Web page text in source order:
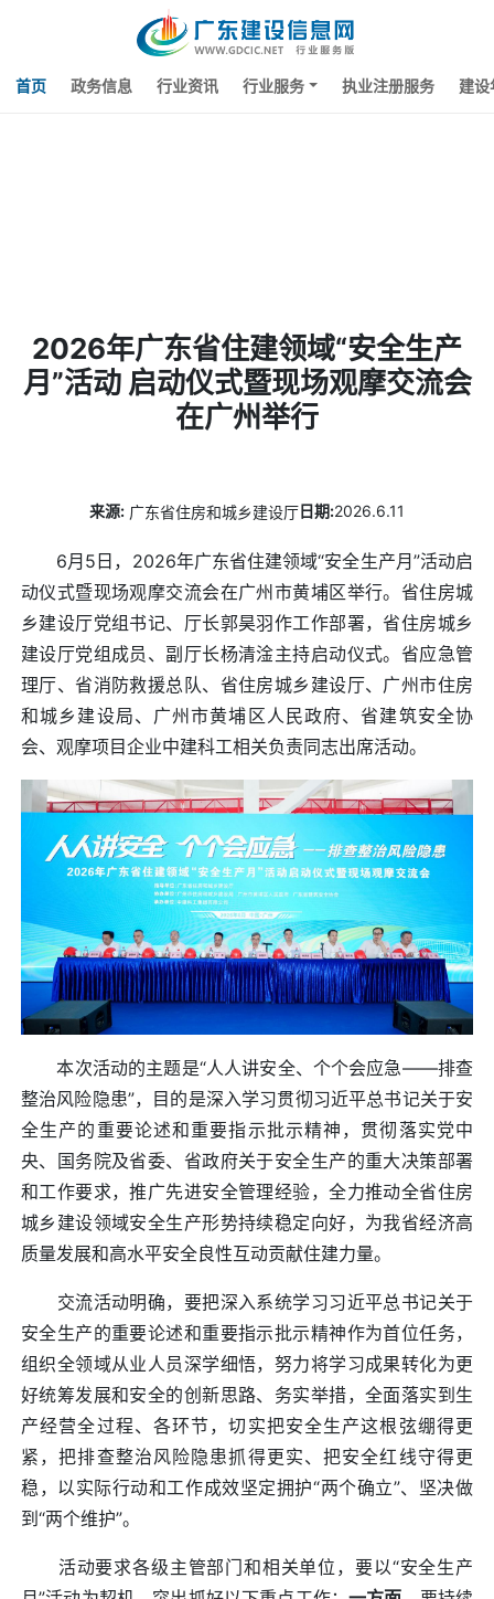
首页 政务信息 行业资讯 行业服务 执业注册服务 建设
2026年广东省住建领域“安全生产
月”活动 启动仪式暨现场观摩交流会
在广州举行
来源 广东省住房和城乡建设厅 2026 6.11
6月5日，2026年广东省住建领域“安全生产月”活动启
动仪式暨现场观摩交流会在广州市黄埔区举行。省住房城
乡建设厅党组书记、厅长郭昊羽作工作部署，省住房城乡
建设厅党组成员、副厅长杨清淦主持启动仪式。省应急管
理厅、省消防救援总队、省住房城乡建设厅、广州市住房
和城乡建设局、广州市黄埔区人民政府、省建筑安全协
会、观摩项目企业中建科工相关负责同志出席活动。
本次活动的主题是“人人讲安全、个个会应急——排查
整治风险隐患”，目的是深入学习贯彻习近平总书记关于安
全生产的重要论述和重要指示批示精神，贯彻落实党中
央、国务院及省委、省政府关于安全生产的重大决策部署
和工作要求，推广先进安全管理经验，全力推动全省住房
城乡建设领域安全生产形势持续稳定向好，为我省经济高
质量发展和高水平安全良性互动贡献住建力量。
交流活动明确，要把深入系统学习习近平总书记关于
安全生产的重要论述和重要指示批示精神作为首位任务，
组织全领域从业人员深学细悟，努力将学习成果转化为更
好统筹发展和安全的创新思路、务实举措，全面落实到生
产经营全过程、各环节，切实把安全生产这根弦绷得更
紧，把排查整治风险隐患抓得更实、把安全红线守得更
稳，以实际行动和工作成效坚定拥护“两个确立”、坚决做
到“两个维护”。
活动要求各级主管部门和相关单位，要以“安全生产